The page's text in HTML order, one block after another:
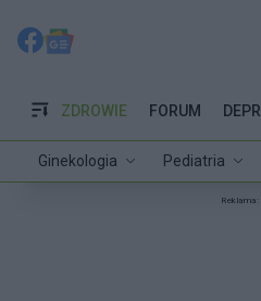
ZDROWIE
Ginekologia Pediatria
FORUM
Reklama: